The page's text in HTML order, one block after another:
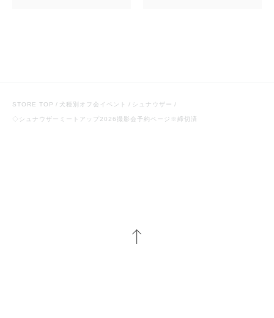
STORE TOP 犬種別オフ会イベント シュナウザー
◇シュナウザーミートアップ2026撮影会予約ページ※締切済